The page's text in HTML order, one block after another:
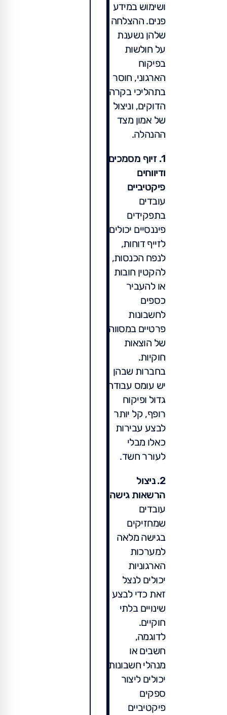
ושימוש במידע
פנים. ההצלחה
שלהן נשענת
על חולשות
בפיקוח
הארגוני, חוסר
בתהליכי בקרה
הדוקים, וניצול
של אמון מצד
ההנהלה.
1. זיוף מסמכים
ודיווחים
פיקטיביים
עובדים
בתפקידים
פיננסיים יכולים
לזייף דוחות,
לנפח הכנסות,
להקטין חובות
או להעביר
כספים
לחשבונות
פרטיים במסווה
של הוצאות
חוקיות.
בחברות שבהן
יש עומס עבודה
גדול ופיקוח
רופף, קל יותר
לבצע עבירות
כאלו מבלי
לעורר חשד.
2. ניצול
הרשאות גישה
עובדים
שמחזיקים
בגישה מלאה
למערכות
הארגוניות
יכולים לנצל
זאת כדי לבצע
שינויים בלתי
חוקיים.
לדוגמה,
חשבים או
מנהלי חשבונות
יכולים ליצור
ספקים
פיקטיביים